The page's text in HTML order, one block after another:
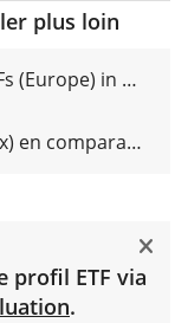
plus loin
Socially responsible ETFs (Europe) in comparison
ETF durables (mondiaux) en comparaison
profil ETF via
.